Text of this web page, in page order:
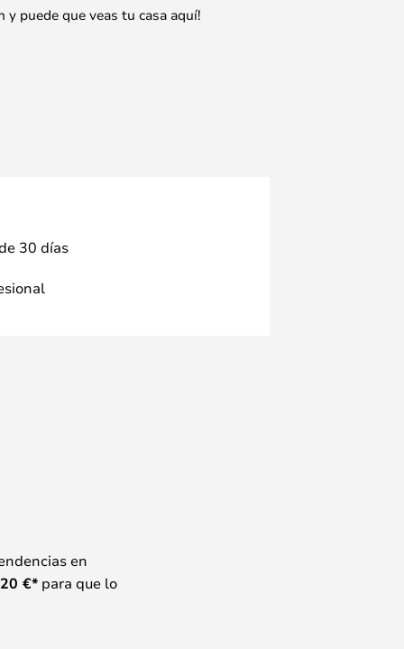
puede que veas tu casa aquí!
30 días
en
20 €*para que lo